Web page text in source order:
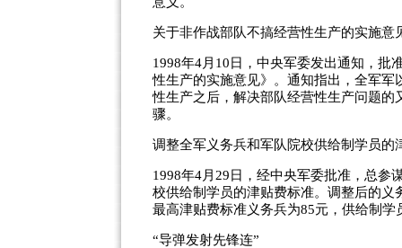
关于非作战部队不搞经营性生产的实施意
1998年4月10日，中央军委发出通知，批
性生产的实施意见》。通知指出，全军
性生产之后，解决部队经营性生产问题
骤。
调整全军义务兵和军队院校供给制学员的
1998年4月29日，经中央军委批准，总参
校供给制学员的津贴费标准。调整后的
最高津贴费标准义务兵为85元，供给制学
“导弹发射先锋连”